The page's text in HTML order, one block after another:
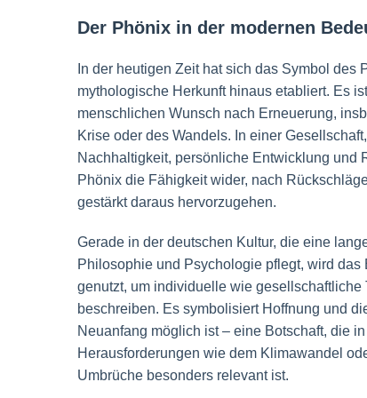
Der Phönix in der modernen
In der heutigen Zeit hat sich das Symbol des
mythologische Herkunft hinaus etabliert. Es
menschlichen Wunsch nach Erneuerung,
Krise oder des Wandels. In einer
Nachhaltigkeit, persönliche Entwicklung und
Phönix die Fähigkeit wider, nach
gestärkt daraus hervorzugehen.
Gerade in der deutschen Kultur, die eine
Philosophie und Psychologie pflegt, wird das
genutzt, um individuelle wie gesellschaftliche
beschreiben. Es symbolisiert Hoffnung und
Neuanfang möglich ist – eine Botschaft, die
Herausforderungen wie dem Klimawandel
Umbrüche besonders relevant ist.